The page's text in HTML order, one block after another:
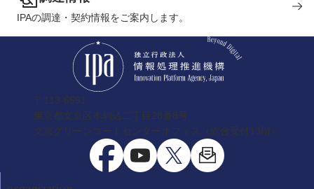
IPAの調達・契約情報をご案内します。
〒113-6591
東京都文京区本駒込二丁目28番8号
文京グリーンコートセンターオフィス（総合受付13階）